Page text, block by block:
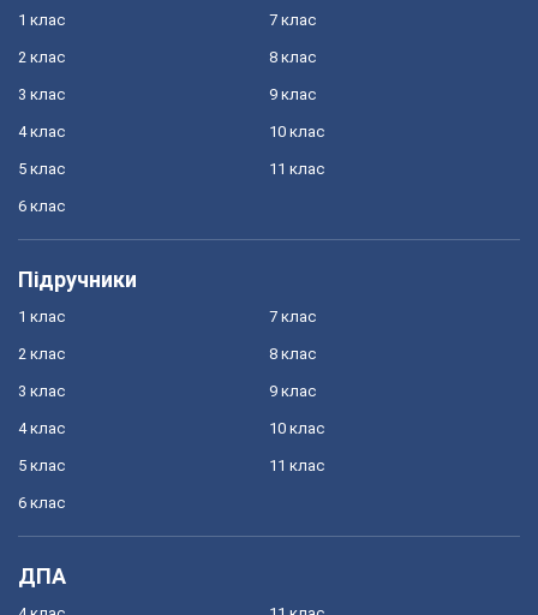
1 клас
2 клас
3 клас
4 клас
5 клас
6 клас
7 клас
8 клас
9 клас
10 клас
11 клас
Підручники
1 клас
2 клас
3 клас
4 клас
5 клас
6 клас
7 клас
8 клас
9 клас
10 клас
11 клас
ДПА